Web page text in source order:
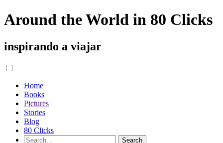
Around the World in 80 Clicks
inspirando a viajar
Home
Books
Pictures
Stories
Blog
80 Clicks